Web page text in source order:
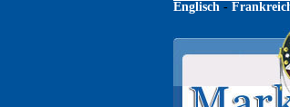
Englisch-